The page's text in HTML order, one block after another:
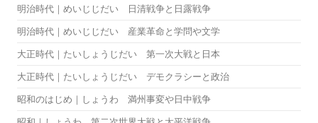
明治時代｜めいじじだい 日清戦争と日露戦争
明治時代｜めいじじだい 産業革命と学問や文学
大正時代｜たいしょうじだい 第一次大戦と日本
大正時代｜たいしょうじだい デモクラシーと政治
昭和のはじめ｜しょうわ 満州事変や日中戦争